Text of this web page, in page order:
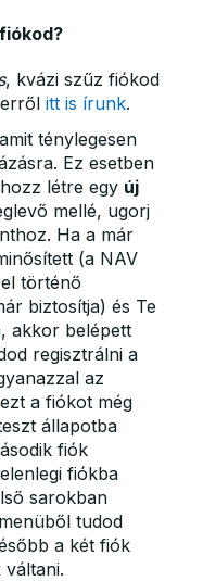
, kvázi szűz fiókod
itt is írunk.
ténylegesen
Ez esetben
létre egy új
mellé, ugorj
Ha a már
(a NAV
történő
biztosítja) és Te
akkor belépett
regisztrálni a
az
a fiókot még
állapotba
fiók
fiókba
sarokban
tudod
a két fiók